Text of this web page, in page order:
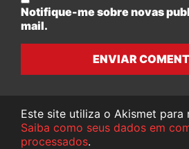
Notifique-me sobre novas
mail.
ENVIAR
Este site utiliza o Akismet para
Saiba como seus dados em
processados.